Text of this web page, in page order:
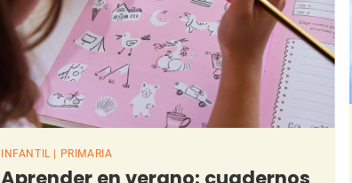
INFANTIL | PRIMARIA